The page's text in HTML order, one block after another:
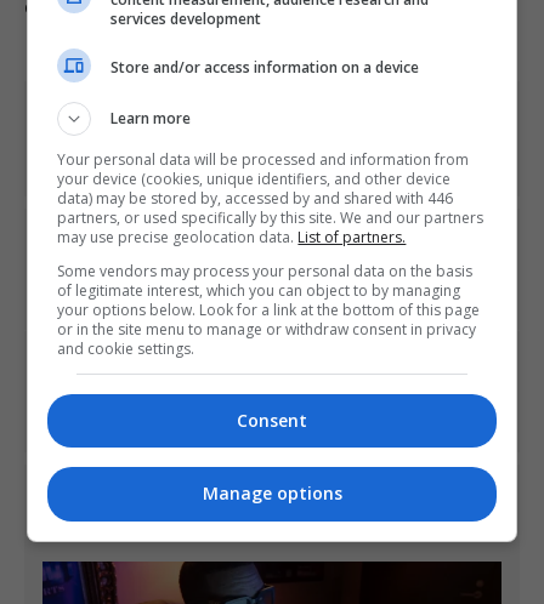
Comente esta notícia no Fórum Outer Space
PREVIOUS ARTICLE
Ataque hacker no Insomniac Games vaza cenas de
Wolverine, planos de novos jogos da Marvel e mais
Bloodborne, Days Gone e mais
ÚLTIMAS NOTÍCIAS
services development
Store and/or access information on a device
Learn more
Your personal data will be processed and information from
your device (cookies, unique identifiers, and other device
data) may be stored by, accessed by and shared with 446
partners, or used specifically by this site. We and our partners
may use precise geolocation data. List of partners.
Some vendors may process your personal data on the basis
of legitimate interest, which you can object to by managing
your options below. Look for a link at the bottom of this page
or in the site menu to manage or withdraw consent in privacy
and cookie settings.
Consent
Manage options